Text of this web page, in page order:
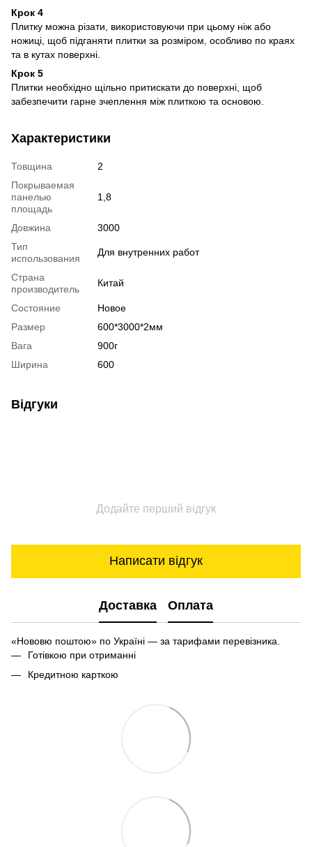
Крок 4
Плитку можна різати, використовуючи при цьому ніж або
ножиці, щоб підганяти плитки за розміром, особливо по краях
та в кутах поверхні.
Крок 5
Плитки необхідно щільно притискати до поверхні, щоб
забезпечити гарне зчеплення між плиткою та основою.
Характеристики
Товщина
2
Покрываемая
панелью
площадь
1,8
Довжина
3000
Тип
использования
Для внутренних работ
Страна
производитель
Китай
Состояние
Новое
Размер
600*3000*2мм
Вага
900г
Ширина
600
Відгуки
Додайте перший відгук
Написати відгук
Доставка Оплата
«Нововю поштою» по Україні — за тарифами перевізника.
Готівкою при отриманні
Кредитною карткою